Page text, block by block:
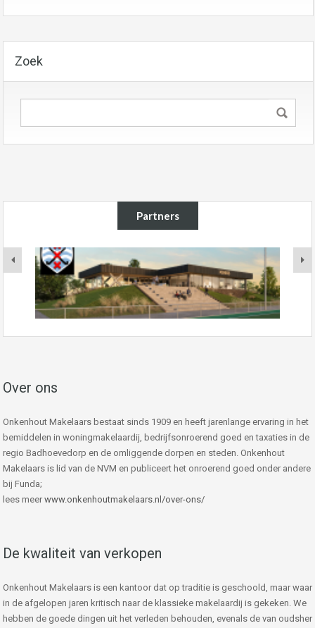
Zoek
Partners
Over ons
Onkenhout Makelaars bestaat sinds 1909 en heeft jarenlange ervaring in het
bemiddelen in woningmakelaardij, bedrijfsonroerend goed en taxaties in de
regio Badhoevedorp en de omliggende dorpen en steden. Onkenhout
Makelaars is lid van de NVM en publiceert het onroerend goed onder andere
bij Funda;
lees meer www.onkenhoutmakelaars.nl/over-ons/
De kwaliteit van verkopen
Onkenhout Makelaars is een kantoor dat op traditie is geschoold, maar waar
in de afgelopen jaren kritisch naar de klassieke makelaardij is gekeken. We
hebben de goede dingen uit het verleden behouden, evenals de van oudsher